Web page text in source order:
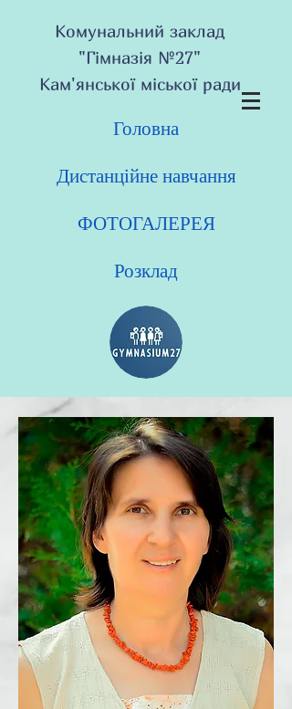
Комунальний заклад
"Гімназія №27"
Кам'янської міської ради
Головна
Дистанційне навчання
ФОТОГАЛЕРЕЯ
Розклад